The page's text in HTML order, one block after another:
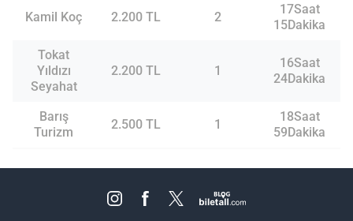
Kamil Koç 2.200 TL 2
17Saat
15Dakika
Tokat
Yıldızı
Seyahat
2.200 TL 1
16Saat
24Dakika
Barış
Turizm
2.500 TL 1
18Saat
59Dakika